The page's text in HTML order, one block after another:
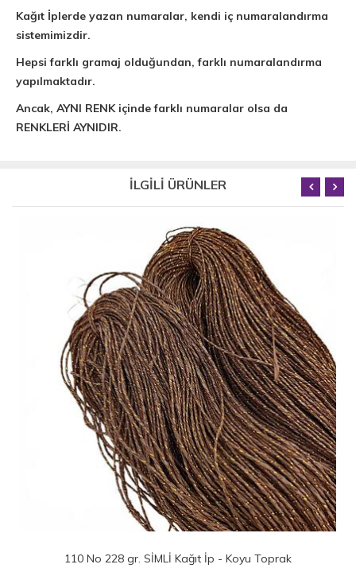
Kağıt İplerde yazan numaralar, kendi iç numaralandırma
sistemimizdir.
Hepsi farklı gramaj olduğundan, farklı numaralandırma
yapılmaktadır.
Ancak, AYNI RENK içinde farklı numaralar olsa da
RENKLERİ AYNIDIR.
İLGİLİ ÜRÜNLER
110 No 228 gr. SİMLİ Kağıt İp - Koyu Toprak